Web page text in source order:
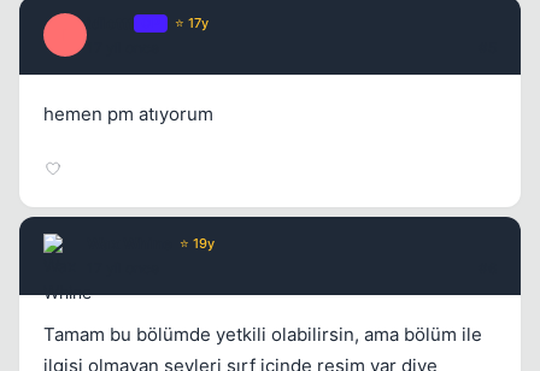
⭐ 17y
hemen pm atıyorum
⭐ 19y
Tamam bu bölümde yetkili olabilirsin, ama bölüm ile
ilgisi olmayan şeyleri sırf içinde resim var diye